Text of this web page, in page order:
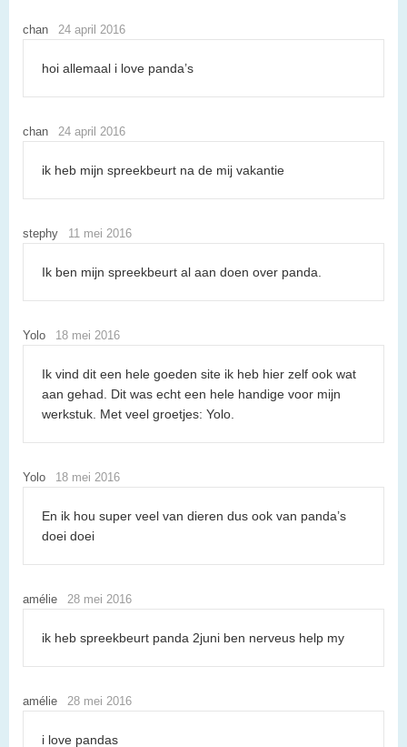
chan 24 april 2016
hoi allemaal i love panda’s
chan 24 april 2016
ik heb mijn spreekbeurt na de mij vakantie
stephy 11 mei 2016
Ik ben mijn spreekbeurt al aan doen over panda.
Yolo 18 mei 2016
Ik vind dit een hele goeden site ik heb hier zelf ook wat
aan gehad. Dit was echt een hele handige voor mijn
werkstuk. Met veel groetjes: Yolo.
Yolo 18 mei 2016
En ik hou super veel van dieren dus ook van panda’s
doei doei
amélie 28 mei 2016
ik heb spreekbeurt panda 2juni ben nerveus help my
amélie 28 mei 2016
i love pandas